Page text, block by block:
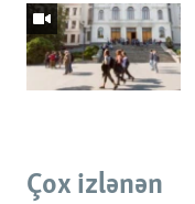
Çox izlənən